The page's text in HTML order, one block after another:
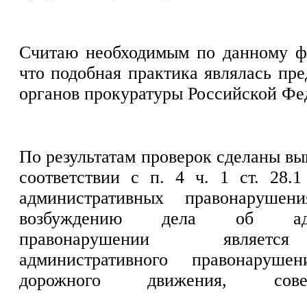
Считаю необходимым по данному
что подобная практика являлась
органов прокуратуры Российской
По результатам проверок сделаны
соответствии с п. 4 ч. 1 ст.
административных
возбуждению дела об
правонарушении
административного
дорожного движения,